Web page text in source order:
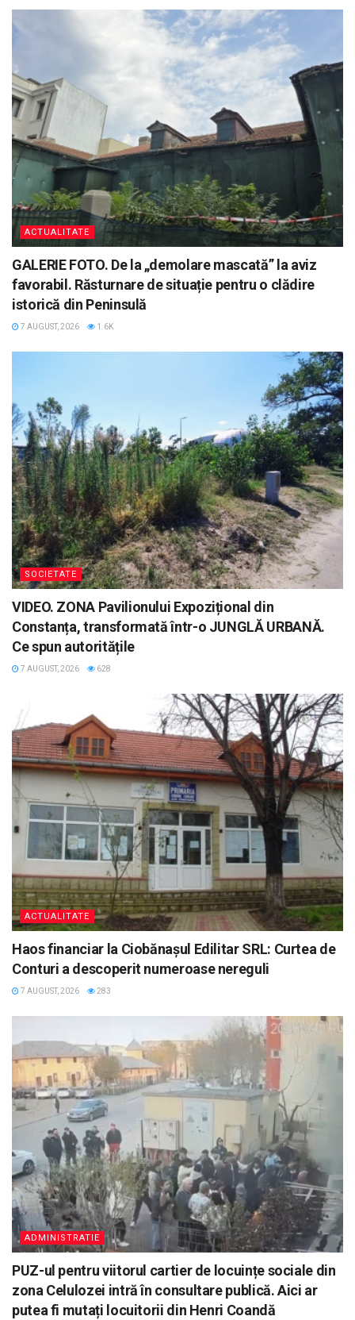
ACTUALITATE
GALERIE FOTO. De la „demolare mascată” la aviz
favorabil. Răsturnare de situație pentru o clădire
istorică din Peninsulă
7 AUGUST, 2026 1.6K
SOCIETATE
VIDEO. ZONA Pavilionului Expozițional din
Constanța, transformată într-o JUNGLĂ URBANĂ.
Ce spun autoritățile
7 AUGUST, 2026 628
ACTUALITATE
Haos financiar la Ciobănașul Edilitar SRL: Curtea de
Conturi a descoperit numeroase nereguli
7 AUGUST, 2026 283
ADMINISTRATIE
PUZ-ul pentru viitorul cartier de locuințe sociale din
zona Celulozei intră în consultare publică. Aici ar
putea fi mutați locuitorii din Henri Coandă